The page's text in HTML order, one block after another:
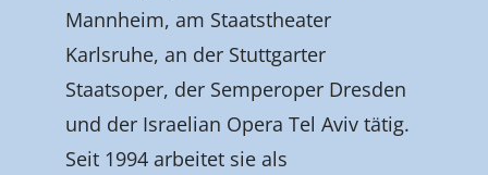
Mannheim, am Staatstheater
Karlsruhe, an der Stuttgarter
Staatsoper, der Semperoper Dresden
und der Israelian Opera Tel Aviv tätig.
Seit 1994 arbeitet sie als